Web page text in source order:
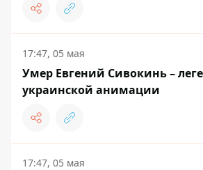
17:47, 05 мая
Умер Евгений Сивокинь –
украинской анимации
17:47, 05 мая